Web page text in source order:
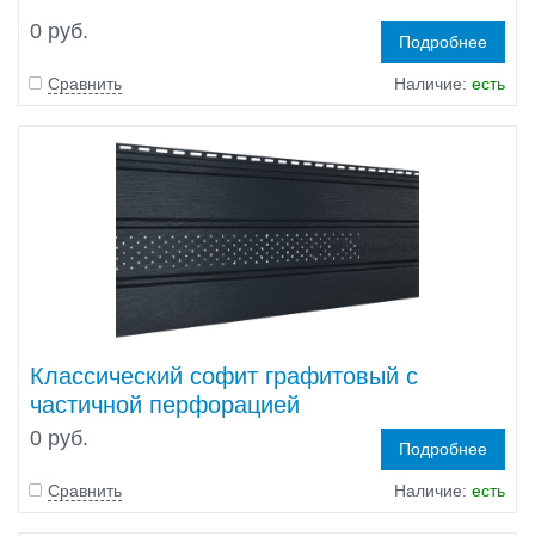
0 руб. Подробнее
Сравнить Наличие: есть
Классический софит графитовый с
частичной перфорацией
0 руб. Подробнее
Сравнить Наличие: есть